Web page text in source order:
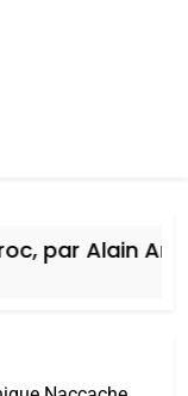
par Alain